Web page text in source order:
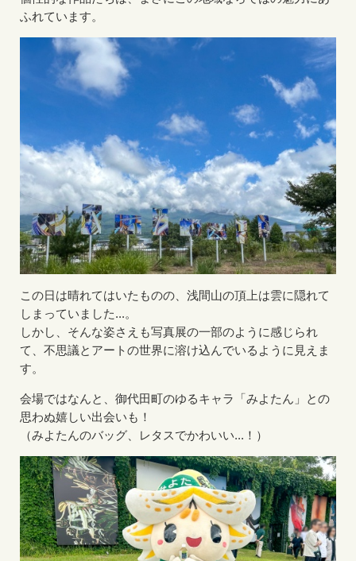
ふれています。
この日は晴れてはいたものの、浅間山の頂上は雲に隠れて
しまっていました...。
しかし、そんな姿さえも写真展の一部のように感じられ
て、不思議とアートの世界に溶け込んでいるように見えま
す。
会場ではなんと、御代田町のゆるキャラ「みよたん」との
思わぬ嬉しい出会いも！
（みよたんのバッグ、レタスでかわいい...！）